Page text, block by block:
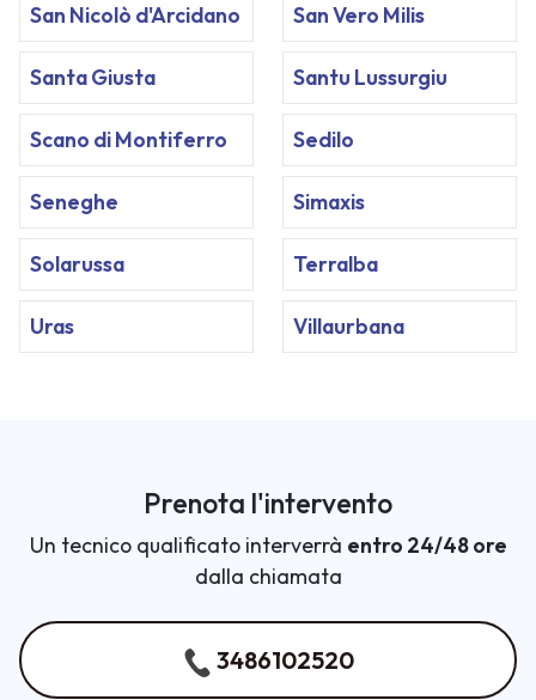
San Nicolò d'Arcidano San Vero Milis
Santa Giusta Santu Lussurgiu
Scano di Montiferro Sedilo
Seneghe Simaxis
Solarussa Terralba
Uras Villaurbana
Prenota l'intervento
Un tecnico qualificato interverrà entro 24/48 ore
dalla chiamata
3486102520